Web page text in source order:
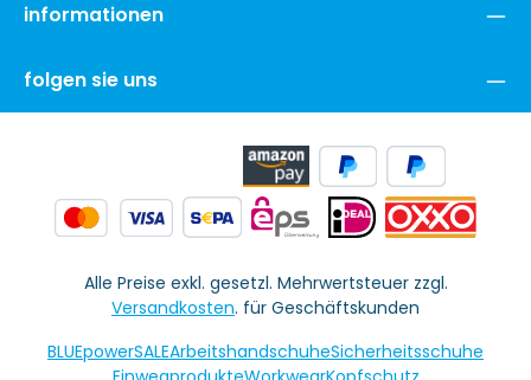
informationen
folgen sie uns
Alle Preise exkl. gesetzl. Mehrwertsteuer zzgl.
Versandkosten. für Geschäftskunden
BLUEpowerSALEArbeitshandschuheSicherheitsschuhe